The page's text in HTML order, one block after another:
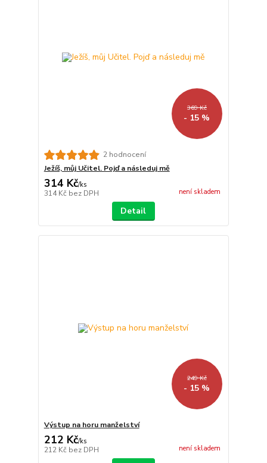
369 Kč
- 15 %
2 hodnocení
Ježíš, můj Učitel. Pojď a následuj mě
314 Kč/ks
314 Kč bez DPH není skladem
Detail
249 Kč
- 15 %
Výstup na horu manželství
212 Kč/ks
212 Kč bez DPH není skladem